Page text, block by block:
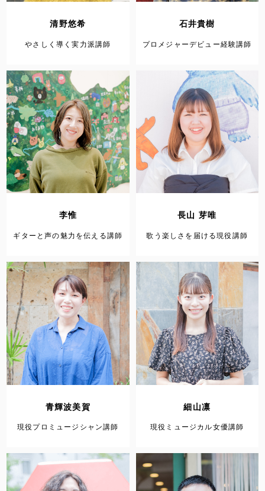
清野悠希
やさしく導く実力派講師
石井貴樹
プロメジャーデビュー経験講師
李惟
ギターと声の魅力を伝える講師
長山 芽唯
歌う楽しさを届ける現役講師
青輝波美賀
現役プロミュージシャン講師
細山凛
現役ミュージカル女優講師